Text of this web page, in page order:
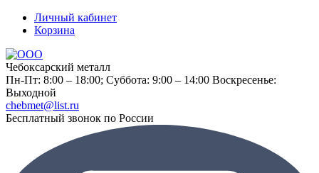
Личный кабинет
Корзина
Чебоксарский металл
Пн-Пт: 8:00 – 18:00; Суббота: 9:00 – 14:00 Воскресенье:
Выходной
chebmet@list.ru
Бесплатный звонок по России